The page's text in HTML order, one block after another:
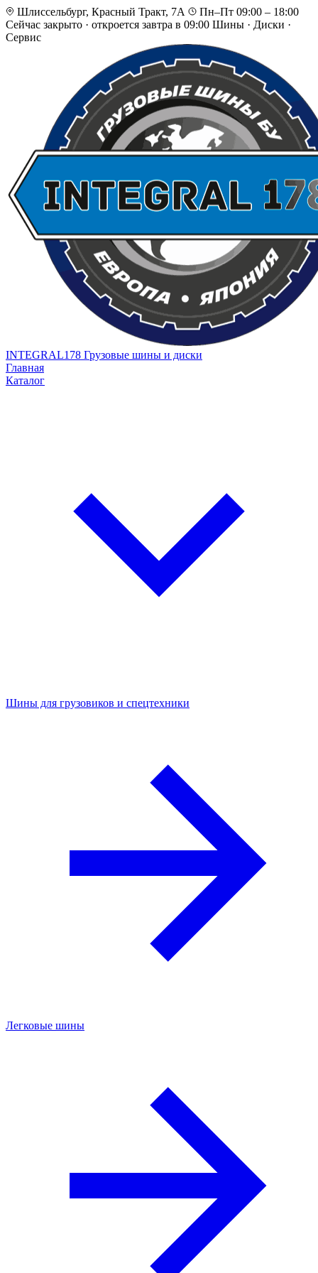
Шлиссельбург, Красный Тракт, 7А
Пн–Пт 09:00 – 18:00
Сейчас закрыто · откроется завтра в 09:00 Шины · Диски ·
Сервис
INTEGRAL178 Грузовые шины и диски
Главная
Каталог
Шины для грузовиков и спецтехники
Легковые шины